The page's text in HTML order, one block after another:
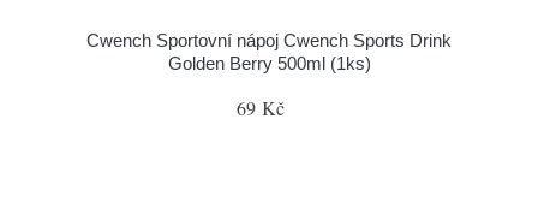
Cwench Sportovní nápoj Cwench Sports Drink
Golden Berry 500ml (1ks)
69 Kč